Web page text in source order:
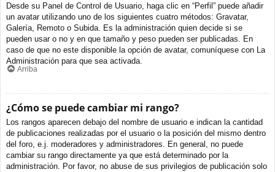
Desde su Panel de Control de Usuario, haga clic en “Perfil” puede añadir
un avatar utilizando uno de los siguientes cuatro métodos: Gravatar,
Galería, Remoto o Subida. Es la administración quien decide si se
pueden usar o no y en que tamaño y peso pueden ser publicadas. En
caso de que no este disponible la opción de avatar, comuníquese con La
Administración para que sea activada.
Arriba
¿Cómo se puede cambiar mi rango?
Los rangos aparecen debajo del nombre de usuario e indican la cantidad
de publicaciones realizadas por el usuario o la posición del mismo dentro
del foro, e.j. moderadores y administradores. En general, no puede
cambiar su rango directamente ya que está determinado por la
administración. Por favor, no abuse de sus privilegios de publicación solo